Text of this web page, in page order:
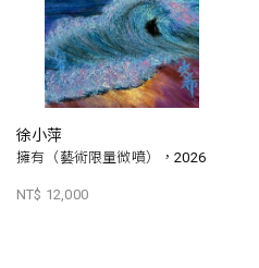
徐小萍
擁有（藝術限量微噴），2026
NT$ 12,000